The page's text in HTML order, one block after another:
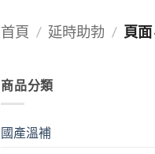
首頁 / 延時助勃 / 頁面
商品分類
國產溫補